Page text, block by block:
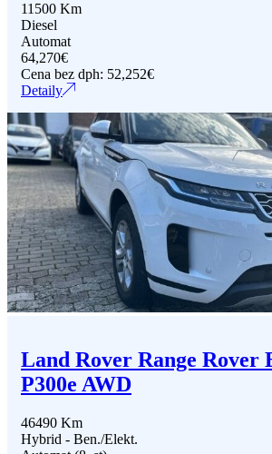
11500 Km
Diesel
Automat
64,270€
Cena bez dph: 52,252€
Detaily
Land Rover Range Rover
P300e AWD
46490 Km
Hybrid - Ben./Elekt.